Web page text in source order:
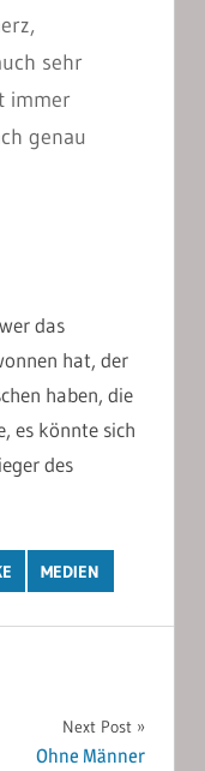
sehr
immer
genau
das
hat, der
haben, die
es könnte sich
des
MEDIEN
Next Post
Ohne Männer